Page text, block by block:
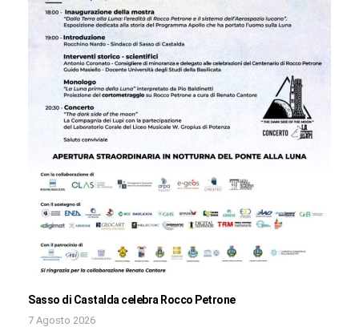
Sasso di Castalda celebra Rocco Petrone
7 Agosto 2026